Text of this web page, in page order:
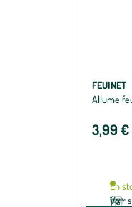
FEUINET
Allume
3,99 €
En
Voir